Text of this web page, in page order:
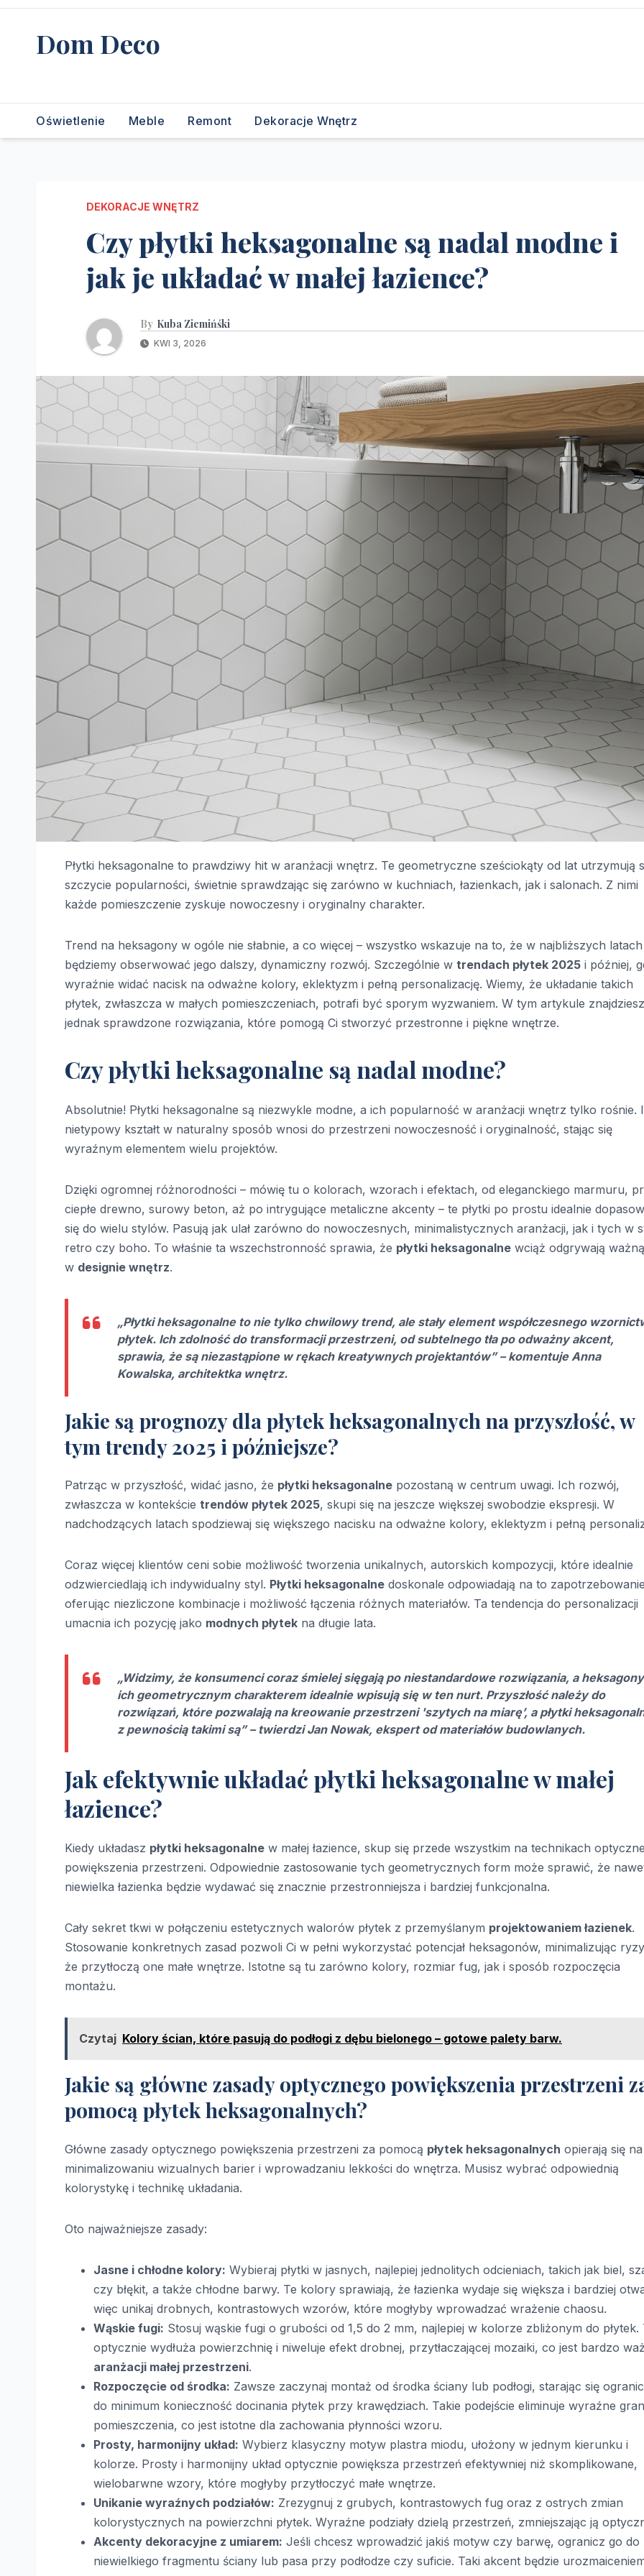
Skip
contentDom Deco
Oświetlenie Meble Remont Dekoracje Wnętrz
DEKORACJE WNĘTRZ
Czy płytki heksagonalne są nadal modne i
jak je układać w małej łazience?
By Kuba Ziemińśki
KWI 3, 2026
Płytki heksagonalne to prawdziwy hit w aranżacji wnętrz. Te geometryczne sześciokąty od lat utrzymują
szczycie popularności, świetnie sprawdzając się zarówno w kuchniach, łazienkach, jak i salonach. Z nimi
każde pomieszczenie zyskuje nowoczesny i oryginalny charakter.
Trend na heksagony w ogóle nie słabnie, a co więcej – wszystko wskazuje na to, że w najbliższych latach
będziemy obserwować jego dalszy, dynamiczny rozwój. Szczególnie w trendach płytek 2025 i później,
wyraźnie widać nacisk na odważne kolory, eklektyzm i pełną personalizację. Wiemy, że układanie takich
płytek, zwłaszcza w małych pomieszczeniach, potrafi być sporym wyzwaniem. W tym artykule znajdziesz
jednak sprawdzone rozwiązania, które pomogą Ci stworzyć przestronne i piękne wnętrze.
Czy płytki heksagonalne są nadal modne?
Absolutnie! Płytki heksagonalne są niezwykle modne, a ich popularność w aranżacji wnętrz tylko rośnie.
nietypowy kształt w naturalny sposób wnosi do przestrzeni nowoczesność i oryginalność, stając się
wyraźnym elementem wielu projektów.
Dzięki ogromnej różnorodności – mówię tu o kolorach, wzorach i efektach, od eleganckiego marmuru,
ciepłe drewno, surowy beton, aż po intrygujące metaliczne akcenty – te płytki po prostu idealnie
się do wielu stylów. Pasują jak ulał zarówno do nowoczesnych, minimalistycznych aranżacji, jak i tych w
retro czy boho. To właśnie ta wszechstronność sprawia, że płytki heksagonalne wciąż odgrywają
w designie wnętrz.
„Płytki heksagonalne to nie tylko chwilowy trend, ale stały element współczesnego
płytek. Ich zdolność do transformacji przestrzeni, od subtelnego tła po odważny akcent,
sprawia, że są niezastąpione w rękach kreatywnych projektantów” – komentuje Anna
Kowalska, architektka wnętrz.
Jakie są prognozy dla płytek heksagonalnych na przyszłość, w
tym trendy 2025 i późniejsze?
Patrząc w przyszłość, widać jasno, że płytki heksagonalne pozostaną w centrum uwagi. Ich rozwój,
zwłaszcza w kontekście trendów płytek 2025, skupi się na jeszcze większej swobodzie ekspresji. W
nadchodzących latach spodziewaj się większego nacisku na odważne kolory, eklektyzm i pełną
Coraz więcej klientów ceni sobie możliwość tworzenia unikalnych, autorskich kompozycji, które idealnie
odzwierciedlają ich indywidualny styl. Płytki heksagonalne doskonale odpowiadają na to
oferując niezliczone kombinacje i możliwość łączenia różnych materiałów. Ta tendencja do personalizacji
umacnia ich pozycję jako modnych płytek na długie lata.
„Widzimy, że konsumenci coraz śmielej sięgają po niestandardowe rozwiązania, a
ich geometrycznym charakterem idealnie wpisują się w ten nurt. Przyszłość należy do
rozwiązań, które pozwalają na kreowanie przestrzeni 'szytych na miarę’, a płytki
z pewnością takimi są” – twierdzi Jan Nowak, ekspert od materiałów budowlanych.
Jak efektywnie układać płytki heksagonalne w małej
łazience?
Kiedy układasz płytki heksagonalne w małej łazience, skup się przede wszystkim na technikach
powiększenia przestrzeni. Odpowiednie zastosowanie tych geometrycznych form może sprawić, że
niewielka łazienka będzie wydawać się znacznie przestronniejsza i bardziej funkcjonalna.
Cały sekret tkwi w połączeniu estetycznych walorów płytek z przemyślanym projektowaniem łazienek.
Stosowanie konkretnych zasad pozwoli Ci w pełni wykorzystać potencjał heksagonów, minimalizując
że przytłoczą one małe wnętrze. Istotne są tu zarówno kolory, rozmiar fug, jak i sposób rozpoczęcia
montażu.
Czytaj Kolory ścian, które pasują do podłogi z dębu bielonego – gotowe palety barw.
Jakie są główne zasady optycznego powiększenia przestrzeni
pomocą płytek heksagonalnych?
Główne zasady optycznego powiększenia przestrzeni za pomocą płytek heksagonalnych opierają się na
minimalizowaniu wizualnych barier i wprowadzaniu lekkości do wnętrza. Musisz wybrać odpowiednią
kolorystykę i technikę układania.
Oto najważniejsze zasady:
Jasne i chłodne kolory: Wybieraj płytki w jasnych, najlepiej jednolitych odcieniach, takich jak biel,
czy błękit, a także chłodne barwy. Te kolory sprawiają, że łazienka wydaje się większa i bardziej
więc unikaj drobnych, kontrastowych wzorów, które mogłyby wprowadzać wrażenie chaosu.
Wąskie fugi: Stosuj wąskie fugi o grubości od 1,5 do 2 mm, najlepiej w kolorze zbliżonym do płytek.
optycznie wydłuża powierzchnię i niweluje efekt drobnej, przytłaczającej mozaiki, co jest bardzo
aranżacji małej przestrzeni.
Rozpoczęcie od środka: Zawsze zaczynaj montaż od środka ściany lub podłogi, starając się
do minimum konieczność docinania płytek przy krawędziach. Takie podejście eliminuje wyraźne
pomieszczenia, co jest istotne dla zachowania płynności wzoru.
Prosty, harmonijny układ: Wybierz klasyczny motyw plastra miodu, ułożony w jednym kierunku i
kolorze. Prosty i harmonijny układ optycznie powiększa przestrzeń efektywniej niż skomplikowane,
wielobarwne wzory, które mogłyby przytłoczyć małe wnętrze.
Unikanie wyraźnych podziałów: Zrezygnuj z grubych, kontrastowych fug oraz z ostrych zmian
kolorystycznych na powierzchni płytek. Wyraźne podziały dzielą przestrzeń, zmniejszając ją
Akcenty dekoracyjne z umiarem: Jeśli chcesz wprowadzić jakiś motyw czy barwę, ogranicz go do
niewielkiego fragmentu ściany lub pasa przy podłodze czy suficie. Taki akcent będzie